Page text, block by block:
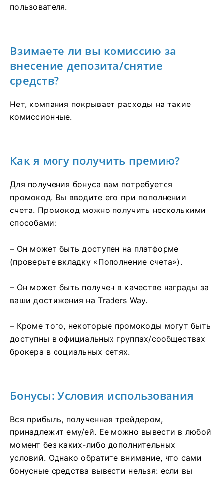
пользователя.
Взимаете ли вы комиссию за
внесение депозита/снятие
средств?
Нет, компания покрывает расходы на такие
комиссионные.
Как я могу получить премию?
Для получения бонуса вам потребуется
промокод. Вы вводите его при пополнении
счета. Промокод можно получить несколькими
способами:
– Он может быть доступен на платформе
(проверьте вкладку «Пополнение счета»).
– Он может быть получен в качестве награды за
ваши достижения на Traders Way.
– Кроме того, некоторые промокоды могут быть
доступны в официальных группах/сообществах
брокера в социальных сетях.
Бонусы: Условия использования
Вся прибыль, полученная трейдером,
принадлежит ему/ей. Ее можно вывести в любой
момент без каких-либо дополнительных
условий. Однако обратите внимание, что сами
бонусные средства вывести нельзя: если вы